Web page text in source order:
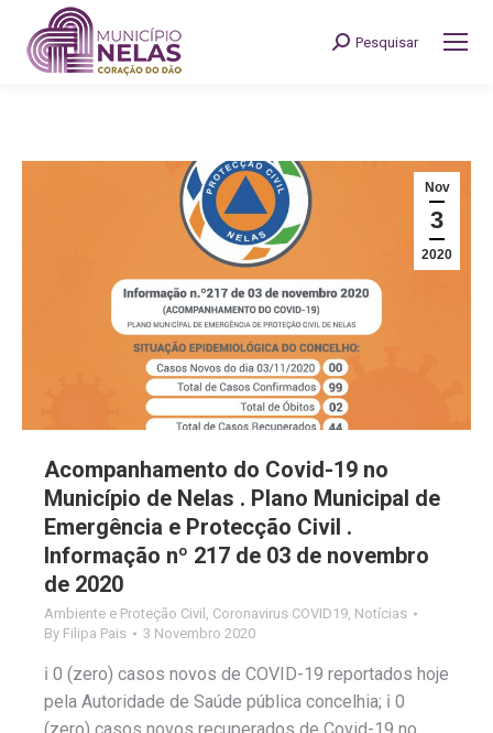
Search:
Pesquisar
Nov
3
2020
Acompanhamento do Covid-19 no
Município de Nelas . Plano Municipal de
Emergência e Protecção Civil .
Informação nº 217 de 03 de novembro
de 2020
Ambiente e Proteção Civil , Coronavirus COVID19, Notícias
By Filipa Pais 3 Novembro 2020
ℹ️ 0 (zero) casos novos de COVID-19 reportados hoje
pela Autoridade de Saúde pública concelhia; ℹ️ 0